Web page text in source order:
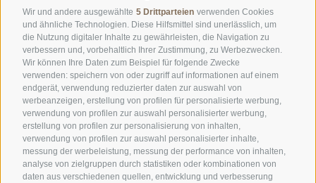
Wir und andere ausgewählte 5 Drittparteien verwenden Cookies
und ähnliche Technologien. Diese Hilfsmittel sind unerlässlich, um
die Nutzung digitaler Inhalte zu gewährleisten, die Navigation zu
verbessern und, vorbehaltlich Ihrer Zustimmung, zu Werbezwecken.
Wir können Ihre Daten zum Beispiel für folgende Zwecke
verwenden: speichern von oder zugriff auf informationen auf einem
endgerät, verwendung reduzierter daten zur auswahl von
werbeanzeigen, erstellung von profilen für personalisierte werbung,
verwendung von profilen zur auswahl personalisierter werbung,
erstellung von profilen zur personalisierung von inhalten,
verwendung von profilen zur auswahl personalisierter inhalte,
messung der werbeleistung, messung der performance von inhalten,
analyse von zielgruppen durch statistiken oder kombinationen von
daten aus verschiedenen quellen, entwicklung und verbesserung
Was wir können und was wir machen! Wir von der
Bikeschule Südtirolbike können Euch nicht nur die
schönsten Winkel und Trails unserer Region zeigen,
sondern ...
MEHR LESEN